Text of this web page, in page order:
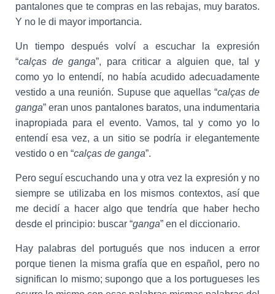
pantalones que te compras en las rebajas, muy baratos.
Y no le di mayor importancia.
Un tiempo después volví a escuchar la expresión
“calças de ganga”, para criticar a alguien que, tal y
como yo lo entendí, no había acudido adecuadamente
vestido a una reunión. Supuse que aquellas “calças de
ganga” eran unos pantalones baratos, una indumentaria
inapropiada para el evento. Vamos, tal y como yo lo
entendí esa vez, a un sitio se podría ir elegantemente
vestido o en “calças de ganga”.
Pero seguí escuchando una y otra vez la expresión y no
siempre se utilizaba en los mismos contextos, así que
me decidí a hacer algo que tendría que haber hecho
desde el principio: buscar “ganga” en el diccionario.
Hay palabras del portugués que nos inducen a error
porque tienen la misma grafía que en español, pero no
significan lo mismo; supongo que a los portugueses les